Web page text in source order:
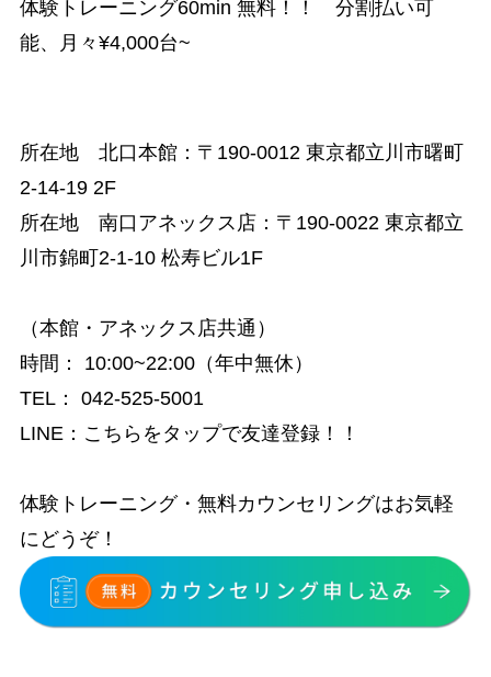
体験トレーニング60min 無料！！ 分割払い可
能、月々¥4,000台~
所在地 北口本館： 〒190-0012 東京都立川市曙町
2-14-19 2F
所在地 南口アネックス店： 〒190-0022 東京都立
川市錦町2-1-10 松寿ビル1F
（本館・アネックス店共通）
時間 ： 10:00~22:00（年中無休）
TEL： 042-525-5001
LINE： こちらをタップで友達登録！！
体験トレーニング・無料カウンセリングはお気軽
にどうぞ！